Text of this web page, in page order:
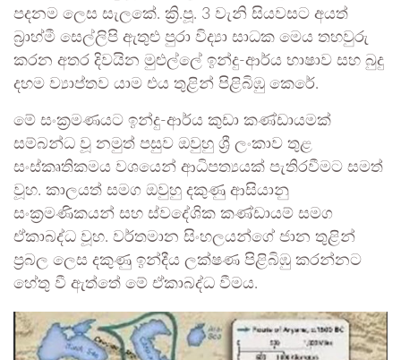
පදනම ලෙස සැලකේ. ක්‍රි.පූ. 3 වැනි සියවසට අයත්
බ්‍රාහ්මී සෙල්ලිපි ඇතුළු පුරා විද්‍යා සාධක මෙය තහවුරු
කරන අතර දිවයින මුළුල්ලේ ඉන්දු-ආර්ය භාෂාව සහ බුදු
දහම ව්‍යාප්තව යාම එය තුළින් පිළිබිඹු කෙරේ.
මේ සංක්‍රමණයට ඉන්දු-ආර්ය කුඩා කණ්ඩායමක්
සම්බන්ධ වූ නමුත් පසුව ඔවුහු ශ්‍රී ලංකාව තුළ
සංස්කෘතිකමය වශයෙන් ආධිපත්‍යයක් පැතිරවීමට සමත්
වූහ. කාලයත් සමග ඔවුහු දකුණු ආසියානු
සංක්‍රමණිකයන් සහ ස්වදේශික කණ්ඩායම් සමග
ඒකාබද්ධ වූහ. වර්තමාන සිංහලයන්ගේ ජාන තුළින්
ප්‍රබල ලෙස දකුණු ඉන්දීය ලක්ෂණ පිළිබිඹු කරන්නට
හේතු වී ඇත්තේ මේ ඒකාබද්ධ වීමය.